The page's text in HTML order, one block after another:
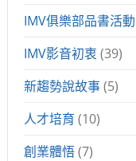
IMV俱樂部品書活動
IMV影音初衷 (39)
新趨勢說故事(5)
人才培育 (10)
創業體悟(7)